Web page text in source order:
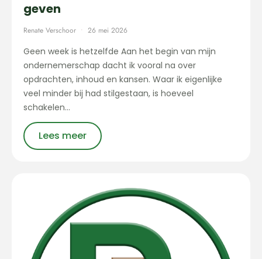
geven
Renate Verschoor 26 mei 2026
Geen week is hetzelfde Aan het begin van mijn
ondernemerschap dacht ik vooral na over
opdrachten, inhoud en kansen. Waar ik eigenlijke
veel minder bij had stilgestaan, is hoeveel
schakelen…
Lees meer